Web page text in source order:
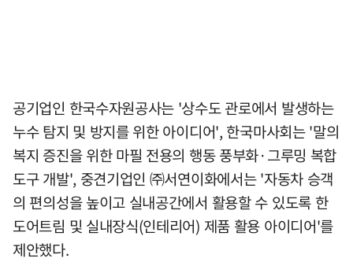
공기업인 한국수자원공사는 '상수도 관로에서 발생하는
누수 탐지 및 방지를 위한 아이디어', 한국마사회는 '말의
복지 증진을 위한 마필 전용의 행동 풍부화·그루밍 복합
도구 개발', 중견기업인 ㈜서연이화에서는 '자동차 승객
의 편의성을 높이고 실내공간에서 활용할 수 있도록 한
도어트림 및 실내장식(인테리어) 제품 활용 아이디어'를
제안했다.